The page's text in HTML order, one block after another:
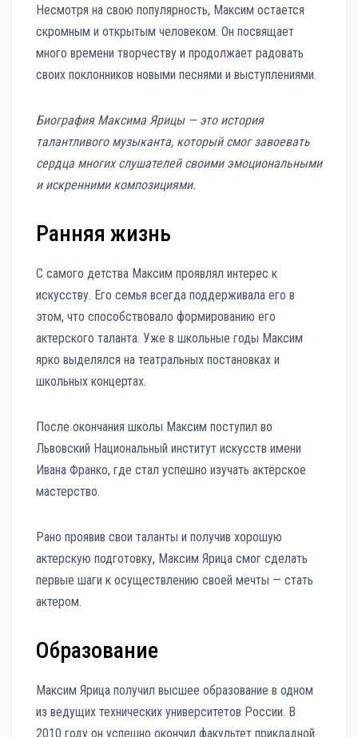
Несмотря на свою популярность, Максим остается
скромным и открытым человеком. Он посвящает
много времени творчеству и продолжает радовать
своих поклонников новыми песнями и выступлениями.
Биография Максима Ярицы — это история
талантливого музыканта, который смог завоевать
сердца многих слушателей своими эмоциональными
и искренними композициями.
Ранняя жизнь
С самого детства Максим проявлял интерес к
искусству. Его семья всегда поддерживала его в
этом, что способствовало формированию его
актерского таланта. Уже в школьные годы Максим
ярко выделялся на театральных постановках и
школьных концертах.
После окончания школы Максим поступил во
Львовский Национальный институт искусств имени
Ивана Франко, где стал успешно изучать актёрское
мастерство.
Рано проявив свои таланты и получив хорошую
актерскую подготовку, Максим Ярица смог сделать
первые шаги к осуществлению своей мечты — стать
актером.
Образование
Максим Ярица получил высшее образование в одном
из ведущих технических университетов России. В
2010 году он успешно окончил факультет прикладной